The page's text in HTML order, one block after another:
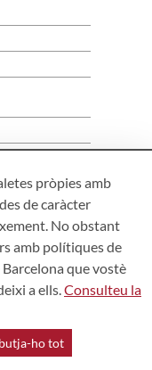
Zamora,
pròpies amb
de caràcter
No obstant
amb polítiques de
que vostè
a ells.Consulteu la
ho tot